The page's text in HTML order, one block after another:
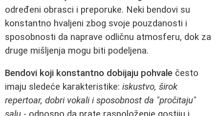
određeni obrasci i preporuke. Neki bendovi su
konstantno hvaljeni zbog svoje pouzdanosti i
sposobnosti da naprave odličnu atmosferu, dok za
druge mišljenja mogu biti podeljena.
Bendovi koji konstantno dobijaju pohvale često
imaju sledeće karakteristike: iskustvo, širok
repertoar, dobri vokali i sposobnost da "pročitaju"